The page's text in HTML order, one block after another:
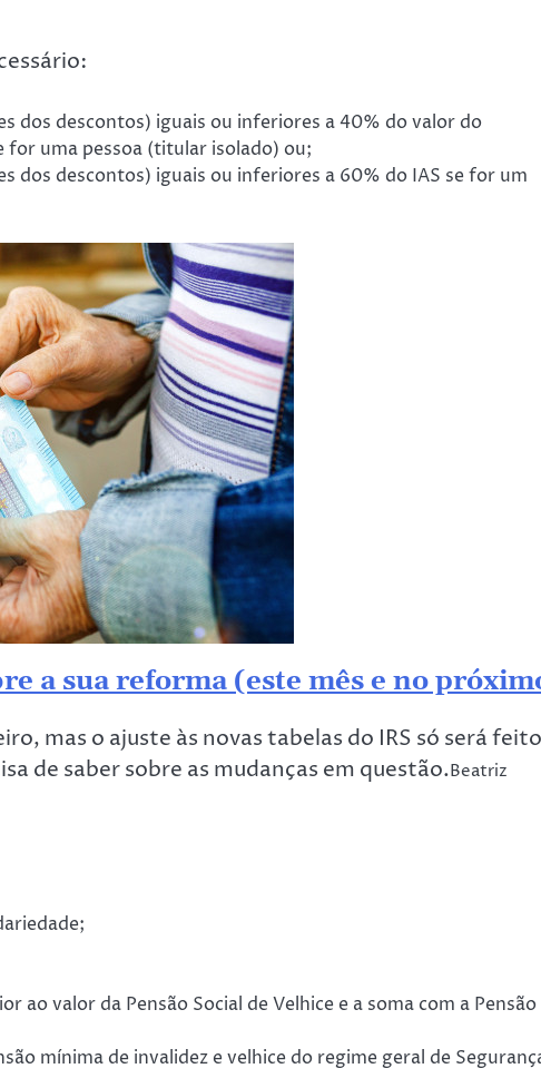
dos descontos) iguais ou inferiores a 40% do valor do
for uma pessoa (titular isolado) ou;
dos descontos) iguais ou inferiores a 60% do IAS se for um
a sua reforma (este mês e no
mas o ajuste às novas tabelas do IRS só será feito
de saber sobre as mudanças em questão.Beatriz
ao valor da Pensão Social de Velhice e a soma com a Pensão
mínima de invalidez e velhice do regime geral de